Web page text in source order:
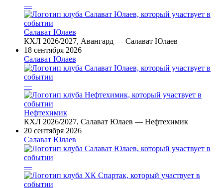
—
Салават Юлаев
КХЛ 2026/2027, Авангард — Салават Юлаев
18 сентября 2026
Салават Юлаев
—
Нефтехимик
КХЛ 2026/2027, Салават Юлаев — Нефтехимик
20 сентября 2026
Салават Юлаев
—